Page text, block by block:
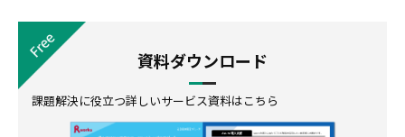
資料ダウンロード
課題解決に役立つ詳しいサービス資料はこちら